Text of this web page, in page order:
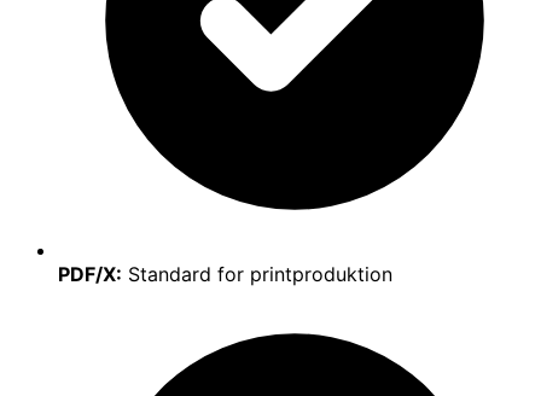
PDF/X: Standard for printproduktion